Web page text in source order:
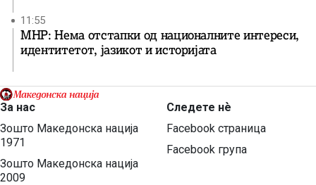
11:55
МНР: Нема отстапки од националните интереси,
идентитетот, јазикот и историјата
За нас
Зошто Македонска нација
1971
Зошто Македонска нација
2009
Следете нѐ
Facebook страница
Facebook група